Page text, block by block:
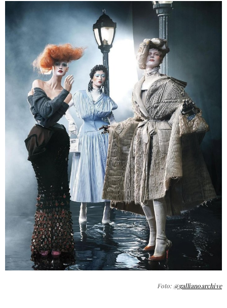
Foto: @gallianoarchive